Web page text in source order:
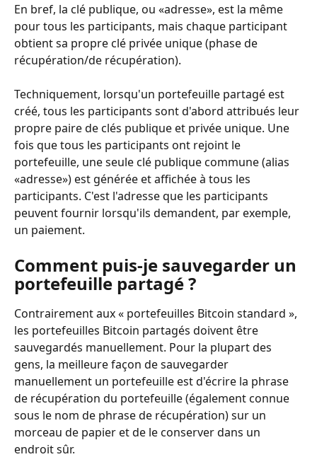
En bref, la clé publique, ou «adresse», est la même
pour tous les participants, mais chaque participant
obtient sa propre clé privée unique (phase de
récupération/de récupération).
Techniquement, lorsqu'un portefeuille partagé est
créé, tous les participants sont d'abord attribués leur
propre paire de clés publique et privée unique. Une
fois que tous les participants ont rejoint le
portefeuille, une seule clé publique commune (alias
«adresse») est générée et affichée à tous les
participants. C'est l'adresse que les participants
peuvent fournir lorsqu'ils demandent, par exemple,
un paiement.
Comment puis-je sauvegarder un
portefeuille partagé ?
Contrairement aux « portefeuilles Bitcoin standard »,
les portefeuilles Bitcoin partagés doivent être
sauvegardés manuellement. Pour la plupart des
gens, la meilleure façon de sauvegarder
manuellement un portefeuille est d'écrire la phrase
de récupération du portefeuille (également connue
sous le nom de phrase de récupération) sur un
morceau de papier et de le conserver dans un
endroit sûr.